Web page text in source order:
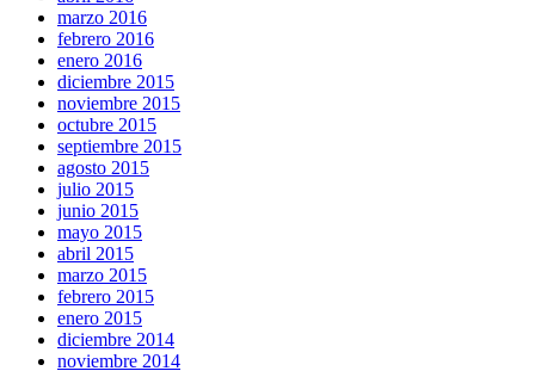
marzo 2016
febrero 2016
enero 2016
diciembre 2015
noviembre 2015
octubre 2015
septiembre 2015
agosto 2015
julio 2015
junio 2015
mayo 2015
abril 2015
marzo 2015
febrero 2015
enero 2015
diciembre 2014
noviembre 2014